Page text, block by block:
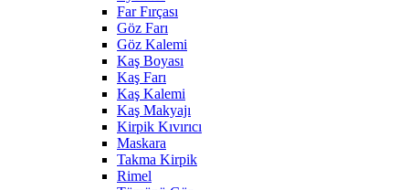
Far Fırçası
Göz Farı
Göz Kalemi
Kaş Boyası
Kaş Farı
Kaş Kalemi
Kaş Makyajı
Kirpik Kıvırıcı
Maskara
Takma Kirpik
Rimel